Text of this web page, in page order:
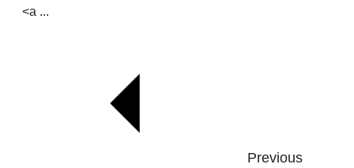
<a ...
Previous